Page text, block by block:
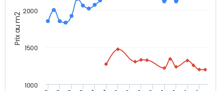
Prix au m2
1000
1500
2000